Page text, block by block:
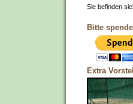
Sie befinden
Bitte
Extra